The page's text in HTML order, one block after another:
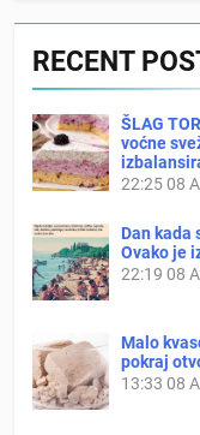
RECENT
ŠLAG
voćne
22:2508
Dan kada
Ovako je
22:19 08
Malo
pokraj
13:33 08